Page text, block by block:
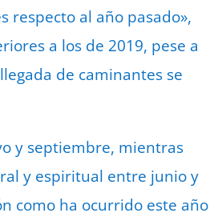
respecto al año pasado»,
a los de 2019, pese a
de caminantes se
y septiembre, mientras
y espiritual entre junio y
como ha ocurrido este año